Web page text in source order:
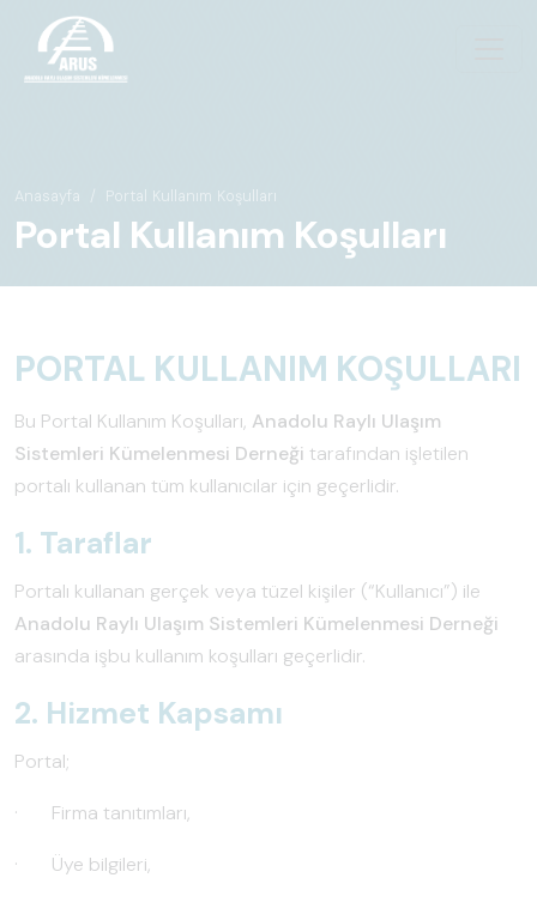
Anasayfa Portal Kullanım Koşulları
Portal Kullanım Koşulları
PORTAL KULLANIM KOŞULLARI
Bu Portal Kullanım Koşulları, Anadolu Raylı Ulaşım
Sistemleri Kümelenmesi Derneği tarafından işletilen
portalı kullanan tüm kullanıcılar için geçerlidir.
1. Taraflar
Portalı kullanan gerçek veya tüzel kişiler (“Kullanıcı”) ile
Anadolu Raylı Ulaşım Sistemleri Kümelenmesi Derneği
arasında işbu kullanım koşulları geçerlidir.
2. Hizmet Kapsamı
Portal;
· Firma tanıtımları,
· Üye bilgileri,